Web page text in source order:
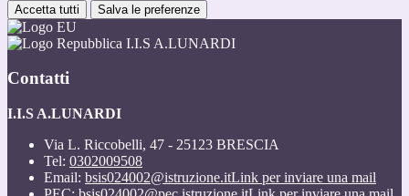
Accetta tutti Salva le preferenze
I.I.S A.LUNARDI
Contatti
I.I.S A.LUNARDI
Via L. Riccobelli, 47 - 25123 BRESCIA
Tel: 0302009508
Email: bsis024002@istruzione.itLink per inviare una mail